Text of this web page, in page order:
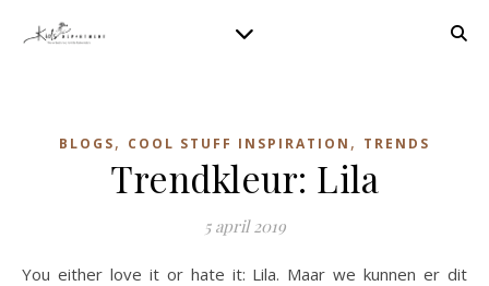
BLOGS, COOL STUFF INSPIRATION , TRENDS
Trendkleur: Lila
5 april 2019
You either love it or hate it: Lila. Maar we kunnen er dit